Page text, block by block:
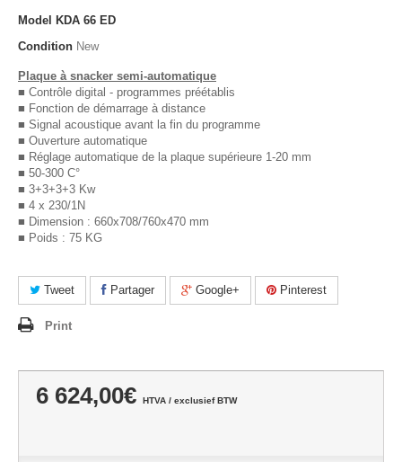
Model
KDA 66 ED
Condition New
Plaque à snacker semi-automatique
■ Contrôle digital - programmes préétablis
■ Fonction de démarrage à distance
■ Signal acoustique avant la fin du programme
■ Ouverture automatique
■ Réglage automatique de la plaque supérieure 1-20 mm
■ 50-300 C°
■ 3+3+3+3 Kw
■ 4 x 230/1N
■ Dimension : 660x708/760x470 mm
■ Poids : 75 KG
Tweet Partager Google+ Pinterest
Print
6 624,00€ HTVA / exclusief BTW